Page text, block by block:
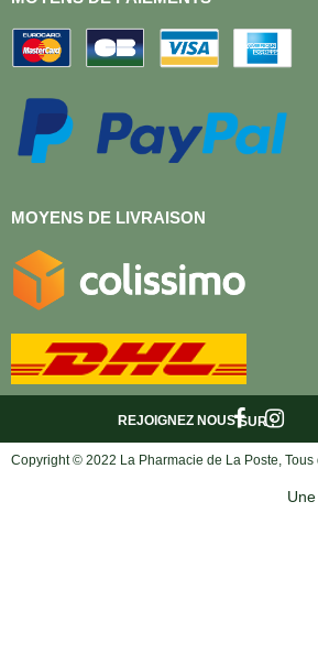
MOYENS DE LIVRAISON
SUR :
REJOIGNEZ NOUS
Copyright © 2022 La Pharmacie de La Poste, Tous